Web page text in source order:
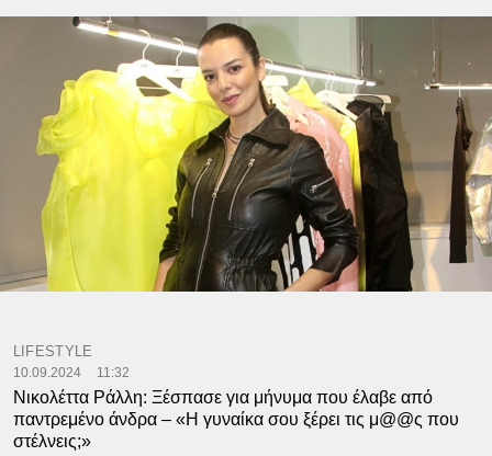
LIFESTYLE
10.09.2024 11:32
Νικολέττα Ράλλη: Ξέσπασε για μήνυμα που έλαβε από
παντρεμένο άνδρα – «Η γυναίκα σου ξέρει τις μ@@ς που
στέλνεις;»